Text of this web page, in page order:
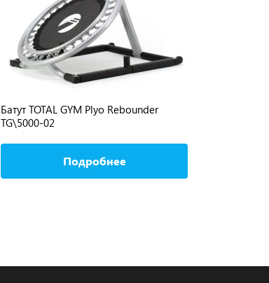
Батут TOTAL GYM Plyo Rebounder
TG\5000-02
Подробнее